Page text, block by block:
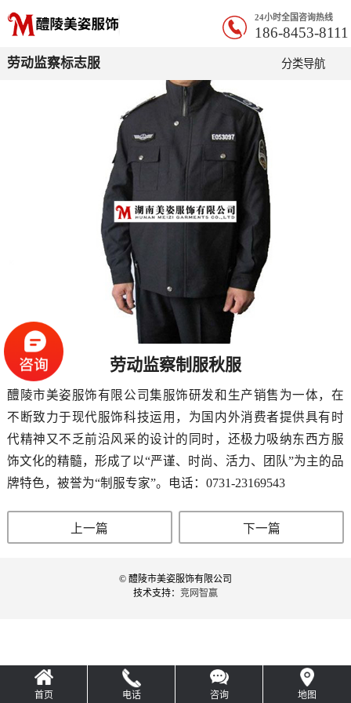
24小时全国咨询热线
186-8453-8111
劳动监察标志服 分类导航
劳动监察制服秋服
醴陵市美姿服饰有限公司集服饰研发和生产销售为一体，在
不断致力于现代服饰科技运用，为国内外消费者提供具有时
代精神又不乏前沿风采的设计的同时，还极力吸纳东西方服
饰文化的精髓，形成了以“严谨、时尚、活力、团队”为主的品
牌特色，被誉为“制服专家”。电话：0731-23169543
上一篇 下一篇
© 醴陵市美姿服饰有限公司
技术支持： 竞网智赢
首页 电话 咨询 地图